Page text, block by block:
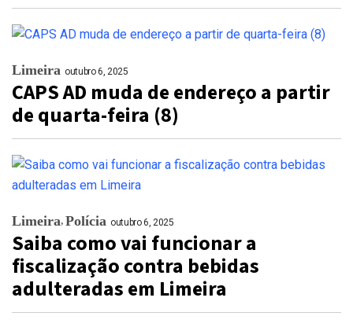
Limeira outubro 6, 2025
CAPS AD muda de endereço a partir
de quarta-feira (8)
Limeira Polícia outubro 6, 2025
Saiba como vai funcionar a
fiscalização contra bebidas
adulteradas em Limeira